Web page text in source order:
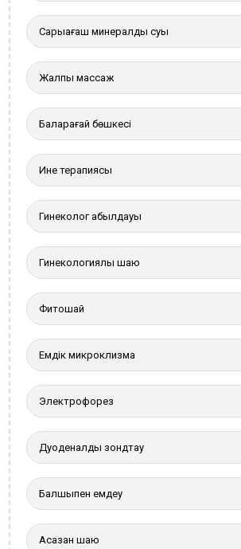
Сарыағаш минералды суы
Жалпы массаж
Балқарағай бөшкесі
Ине терапиясы
Гинеколог қабылдауы
Гинекологиялық шаю
Фитошай
Емдік микроклизма
Электрофорез
Дуоденалды зондтау
Балшықпен емдеу
Асқазан шаю